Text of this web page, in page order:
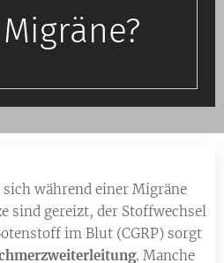
während einer Migräne
sind gereizt, der Stoffwechsel
im Blut (CGRP) sorgt
. Manche